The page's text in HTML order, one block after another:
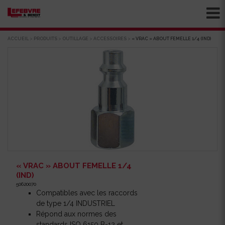
ACCUEIL > PRODUITS > OUTILLAGE > ACCESSOIRES > « VRAC » ABOUT FEMELLE 1/4 (IND)
« VRAC » ABOUT FEMELLE 1/4
(IND)
50620070
Compatibles avec les raccords
de type 1/4 INDUSTRIEL
Répond aux normes des